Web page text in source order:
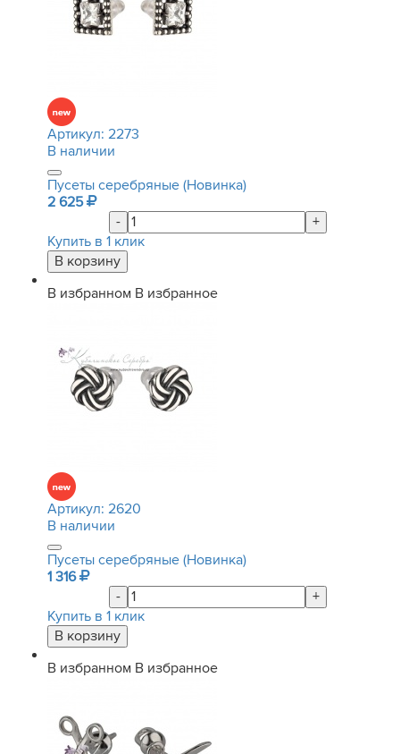
Артикул: 2273
В наличии
Пусеты серебряные (Новинка)
2 625
-
+
Купить в 1 клик
В избранном В избранное
Артикул: 2620
В наличии
Пусеты серебряные (Новинка)
1 316
-
+
Купить в 1 клик
В избранном В избранное